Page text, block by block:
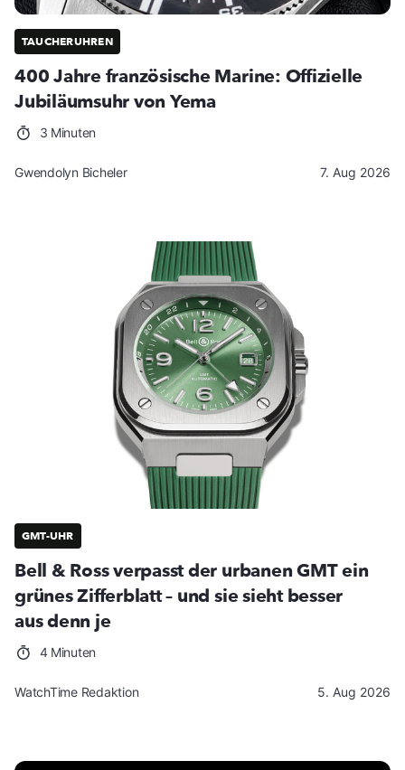
TAUCHERUHREN
400 Jahre französische Marine: Offizielle
Jubiläumsuhr von Yema
3 Minuten
Gwendolyn Bicheler 7. Aug 2026
GMT-UHR
Bell & Ross verpasst der urbanen GMT ein
grünes Zifferblatt – und sie sieht besser
aus denn je
4 Minuten
WatchTime Redaktion 5. Aug 2026